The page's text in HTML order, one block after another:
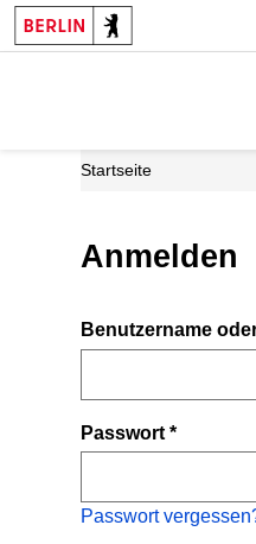
Startseite
Anmelden
Benutzername
Passwort*
Passwort